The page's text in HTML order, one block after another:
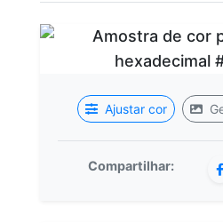
Ajustar cor
Compartilhar: